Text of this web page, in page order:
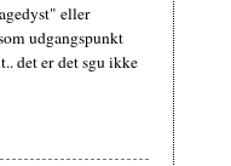
eller
udgangspunkt
det er det sgu ikke